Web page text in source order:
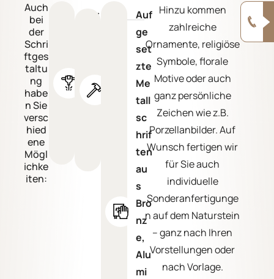
Auch
bei
der
Schri
ftges
taltu
ng
habe
n Sie
versc
hied
ene
Mögl
ichke
iten:
Ver
nd
ge
Auf
ge
set
zte
Me
tall
sc
hrif
ten
au
s
Bro
nz
e,
Alu
mi
Hinzu kommen
zahlreiche
Ornamente, religiöse
Symbole, florale
Motive oder auch
ganz persönliche
Zeichen wie z.B.
Porzellanbilder. Auf
Wunsch fertigen wir
für Sie auch
individuelle
Sonderanfertigunge
n auf dem Naturstein
– ganz nach Ihren
Vorstellungen oder
nach Vorlage.